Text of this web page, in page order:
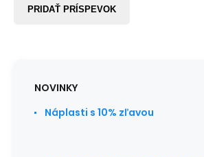
PRIDAŤ PRÍSPEVOK
NOVINKY
Náplasti s 10% zľavou